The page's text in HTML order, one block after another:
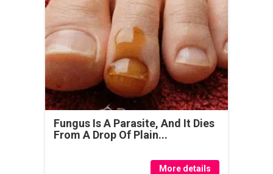
Fungus Is A Parasite, And It Dies
From A Drop Of Plain...
More details